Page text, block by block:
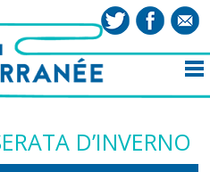
D’INVERNO